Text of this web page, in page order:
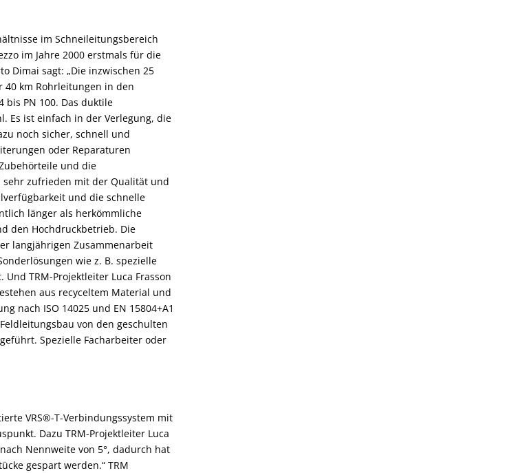
im Schneileitungsbereich
im Jahre 2000 erstmals für die
Dimai sagt: „Die inzwischen 25
40 km Rohrleitungen in den
bis PN 100. Das duktile
Es ist einfach in der Verlegung, die
noch sicher, schnell und
oder Reparaturen
und die
sehr zufrieden mit der Qualität und
und die schnelle
länger als herkömmliche
den Hochdruckbetrieb. Die
langjährigen Zusammenarbeit
wie z. B. spezielle
TRM-Projektleiter Luca Frasson
aus recyceltem Material und
nach ISO 14025 und EN 15804+A1
von den geschulten
Spezielle Facharbeiter oder
VRS®-T-Verbindungssystem mit
Dazu TRM-Projektleiter Luca
Nennweite von 5°, dadurch hat
gespart werden.“ TRM